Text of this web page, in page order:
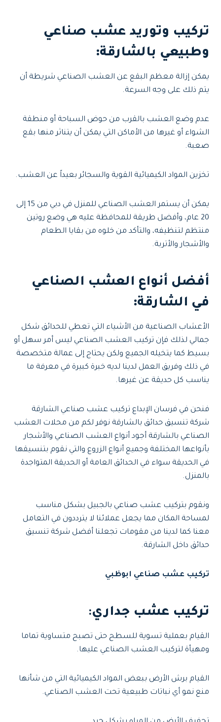
تركيب وتوريد عشب صناعي
وطبيعي بالشارقة:
يمكن إزالة معظم البقع عن العشب الصناعي شريطة أن
يتم ذلك على وجه السرعة.
عدم وضع العشب بالقرب من حوض السباحة أو منطقة
الشواء أو غيرها من الأماكن التي يمكن أن يتناثر منها بقع
صعبة.
تخزين المواد الكيميائية القوية والسجائر بعيداً عن العشب.
يمكن أن يستمر العشب الصناعي للمنزل في دبي من 15 إلى
20 عام، وأفضل طريقة للمحافظة عليه هي وضع روتين
منتظم لتنظيفه، والتأكد من خلوه من بقايا الطعام
والأشجار والأتربة.
أفضل أنواع العشب الصناعي
في الشارقة:
الأعشاب الصناعية من الأشياء التي تعطي للحدائق شكل
جمالي لذلك فإن تركيب العشب الصناعي ليس أمر سهل أو
بسيط كما يتخيله الجميع ولكن يحتاج إلى عمالة متخصصة
في ذلك وفريق العمل لدينا لديه خبرة كبيرة في معرفة ما
يناسب كل حديقة عن غيرها.
فنحن في فرسان الإبداع تركيب عشب صناعي الشارقة
شركة تنسيق حدائق بالشارقة نوفر لكم من محلات العشب
الصناعي بالشارقة أجود أنواع العشب الصناعي والأشجار
بأنواعها المختلفة وجميع أنواع الزروع والتي نقوم بتنسيقها
في الحديقة سواء في الحدائق العامة أو الحديقة المتواجدة
بالمنزل.
ونقوم بتركيب عشب صناعي بالجبيل بشكل مناسب
لمساحة المكان مما يجعل عملائنا لا يترددون في التعامل
معنا كما لدينا من مقومات تجعلنا أفضل شركة تنسيق
حدائق داخل الشارقة.
تركيب عشب صناعي ابوظبي
تركيب عشب جداري:
القيام بعملية تسوية للسطح حتى تصبح متساوية تماما
ومهيأة لتركيب العشب الصناعي عليها.
القيام برش الأرض ببعض المواد الكيميائية التي من شأنها
منع نمو أي نباتات طبيعية تحت العشب الصناعي.